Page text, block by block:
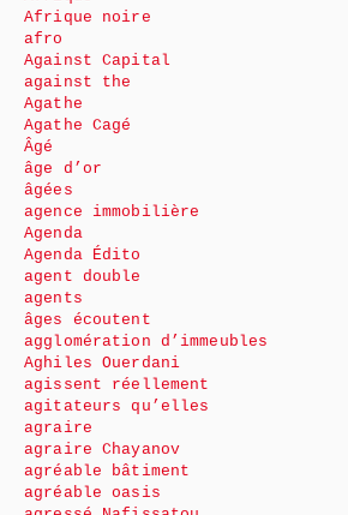
Afrique noire
afro
Against Capital
against the
Agathe
Agathe Cagé
Âgé
âge d’or
âgées
agence immobilière
Agenda
Agenda Édito
agent double
agents
âges écoutent
agglomération d’immeubles
Aghiles Ouerdani
agissent réellement
agitateurs qu’elles
agraire
agraire Chayanov
agréable bâtiment
agréable oasis